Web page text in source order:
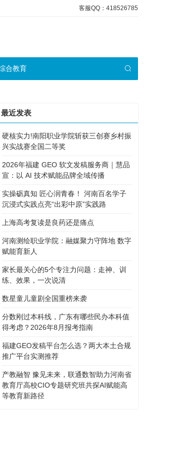
客服QQ：418526785
合教育
最近发表
硬核实力!南阳职业学院斩获三创赛乡村振
兴实战赛全国二等奖
2026年福建 GEO 软文发稿服务商｜慧品
宣：以 AI 技术赋能品牌全域传播
实操砺真知 匠心润青春！ 河南百名学子
沉浸式实践点亮“出彩中原”实践路
上海高考复读是良药还是痛点
河南测绘职业学院：融媒聚力守阵地 数字
赋能育新人
家长最关心的5个专注力问题：走神、训
练、效果，一次说清
数星童儿童剧全国重榜来袭
分数刚过本科线，广东有哪些民办本科值
得考虑？2026年8月报考指南
福建GEO发稿平台怎么选？两大本土合规
推广平台实测推荐
产教融智 豫见未来，联通数智助力河南省
教育厅高校CIO专题研究班共探AI赋能高
等教育新路径